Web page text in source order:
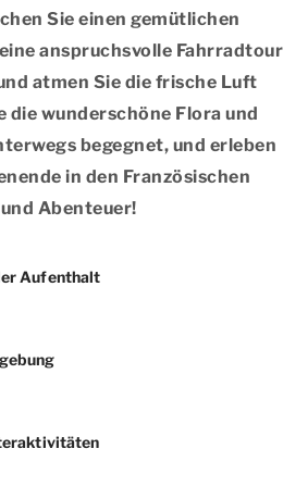
Sie einen gemütlichen
anspruchsvolle Fahrradtour
atmen Sie die frische Luft
die wunderschöne Flora und
begegnet, und erleben
in den Französischen
Abenteuer!
Aufenthalt